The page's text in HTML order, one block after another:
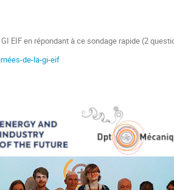
EIF en répondant à ce sondage rapide (2
de-la-gi-eif